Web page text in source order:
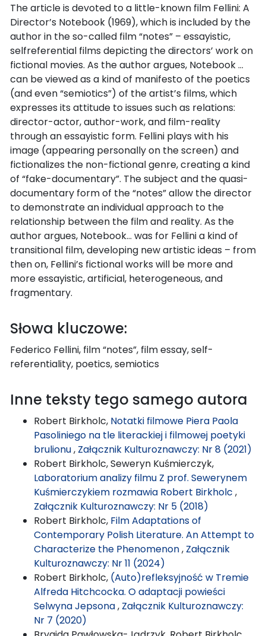
The article is devoted to a little-known film Fellini: A
Director’s Notebook (1969), which is included by the
author in the so-called film “notes” – essayistic,
selfreferential films depicting the directors’ work on
fictional movies. As the author argues, Notebook …
can be viewed as a kind of manifesto of the poetics
(and even “semiotics”) of the artist’s films, which
expresses its attitude to issues such as relations:
director-actor, author-work, and film-reality
through an essayistic form. Fellini plays with his
image (appearing personally on the screen) and
fictionalizes the non-fictional genre, creating a kind
of “fake-documentary”. The subject and the quasi-
documentary form of the “notes” allow the director
to demonstrate an individual approach to the
relationship between the film and reality. As the
author argues, Notebook… was for Fellini a kind of
transitional film, developing new artistic ideas – from
then on, Fellini’s fictional works will be more and
more essayistic, artificial, heterogeneous, and
fragmentary.
Słowa kluczowe:
Federico Fellini, film “notes”, film essay, self-
referentiality, poetics, semiotics
Inne teksty tego samego autora
Robert Birkholc, Notatki filmowe Piera Paola
Pasoliniego na tle literackiej i filmowej poetyki
brulionu, Załącznik Kulturoznawczy: Nr 8 (2021)
Robert Birkholc, Seweryn Kuśmierczyk,
Laboratorium analizy filmu Z prof. Sewerynem
Kuśmierczykiem rozmawia Robert Birkholc ,
Załącznik Kulturoznawczy: Nr 5 (2018)
Robert Birkholc, Film Adaptations of
Contemporary Polish Literature. An Attempt to
Characterize the Phenomenon, Załącznik
Kulturoznawczy: Nr 11 (2024)
Robert Birkholc, (Auto)refleksyjność w Tremie
Alfreda Hitchcocka. O adaptacji powieści
Selwyna Jepsona, Załącznik Kulturoznawczy:
Nr 7 (2020)